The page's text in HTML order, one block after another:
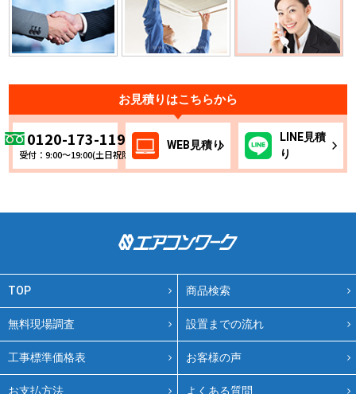
お見積りはこちらから
0120-173-119
受付：9:00～19:00(土日祝除く)
WEB見積り
LINE見積
り
TOP 商品検索
無料現場調査 設置までの流れ
工事標準価格表 お客様の声
お支払方法 よくある質問